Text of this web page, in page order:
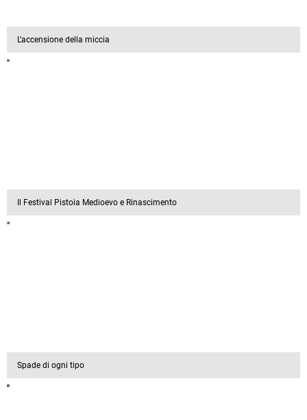
L’accensione della miccia
Il Festival Pistoia Medioevo e Rinascimento
Spade di ogni tipo